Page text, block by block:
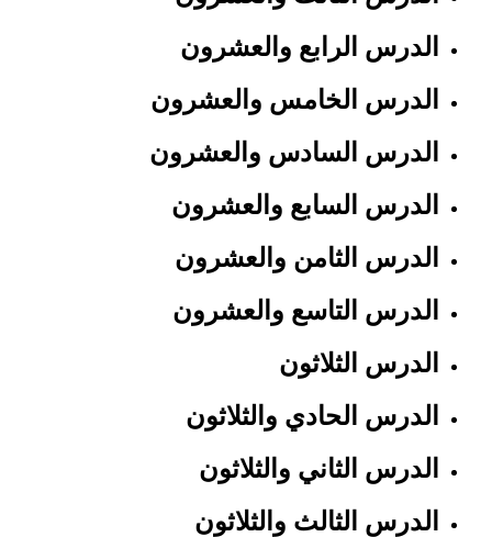
الدرس الرابع والعشرون
الدرس الخامس والعشرون
الدرس السادس والعشرون
الدرس السابع والعشرون
الدرس الثامن والعشرون
الدرس التاسع والعشرون
الدرس الثلاثون
الدرس الحادي والثلاثون
الدرس الثاني والثلاثون
الدرس الثالث والثلاثون